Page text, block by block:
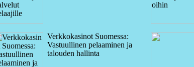
Verkkokasinot Suomessa:
Vastuullinen pelaaminen ja
talouden hallinta